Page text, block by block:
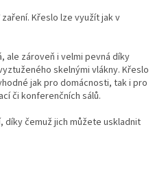
Křeslo lze využít jak v
ale zároveň i velmi pevná díky
skelnými vlákny. Křeslo
jak pro domácnosti, tak i pro
či konferenčních sálů.
díky čemuž jich můžete uskladnit